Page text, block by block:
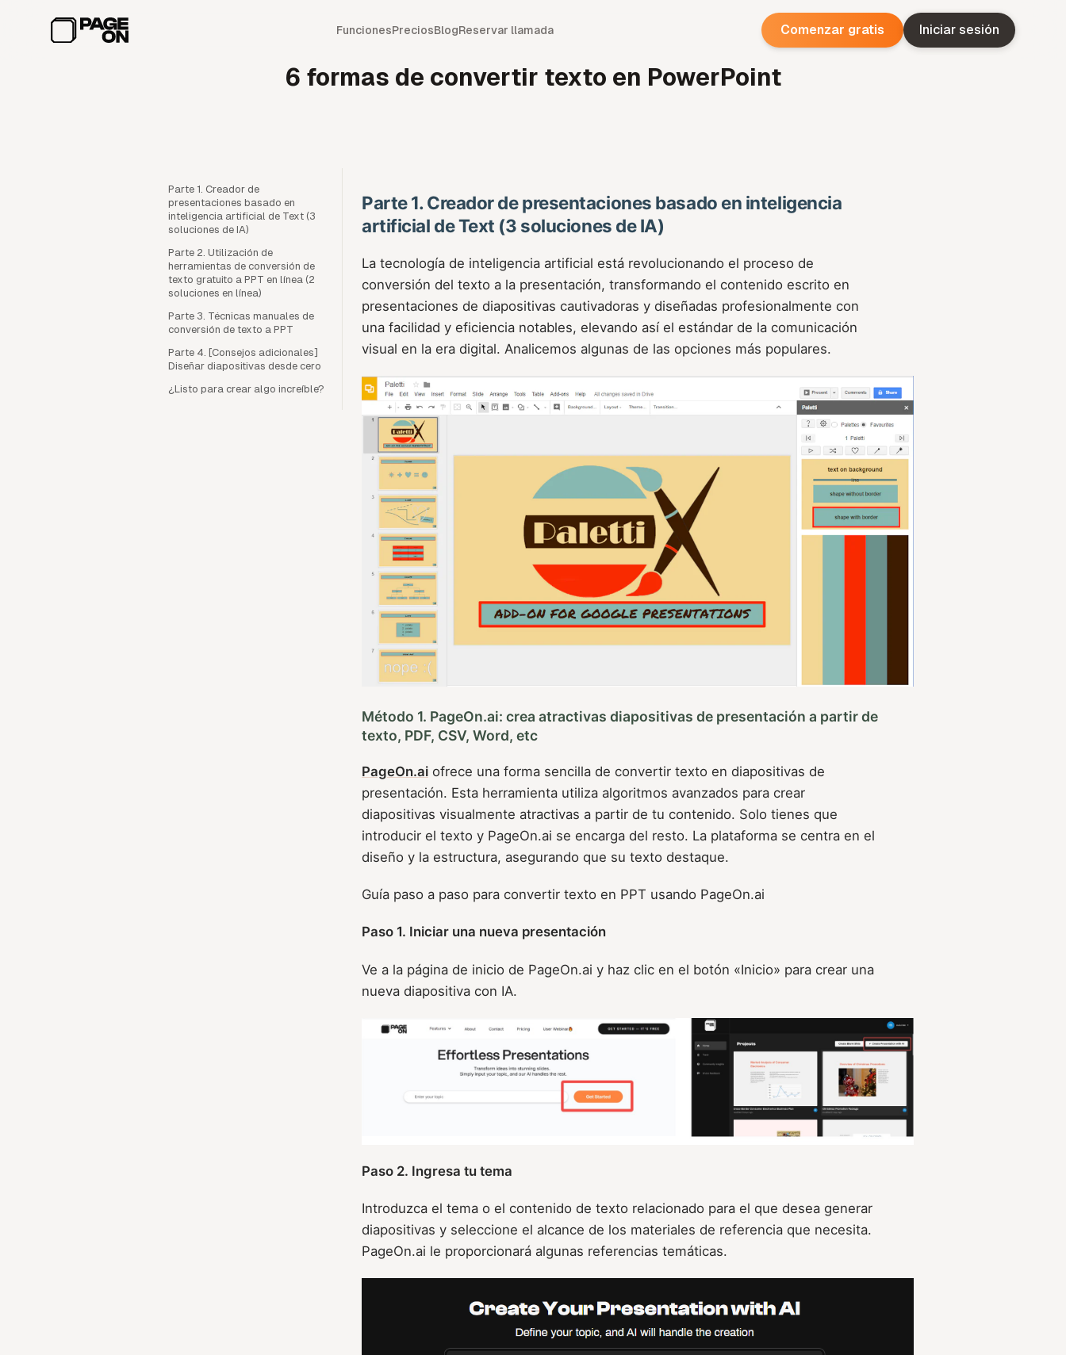
FuncionesPreciosBlogReservar llamada Comenzar gratis Iniciar sesión
6 formas de convertir texto en PowerPoint
Parte 1. Creador de
presentaciones basado en
inteligencia artificial de Text (3
soluciones de IA)
Parte 2. Utilización de
herramientas de conversión de
texto gratuito a PPT en línea (2
soluciones en línea)
Parte 3. Técnicas manuales de
conversión de texto a PPT
Parte 4. [Consejos adicionales]
Diseñar diapositivas desde cero
¿Listo para crear algo increíble?
Parte 1. Creador de presentaciones basado en inteligencia
artificial de Text (3 soluciones de IA)
La tecnología de inteligencia artificial está revolucionando el proceso de
conversión del texto a la presentación, transformando el contenido escrito en
presentaciones de diapositivas cautivadoras y diseñadas profesionalmente con
una facilidad y eficiencia notables, elevando así el estándar de la comunicación
visual en la era digital. Analicemos algunas de las opciones más populares.
Método 1. PageOn.ai: crea atractivas diapositivas de presentación a partir de
texto, PDF, CSV, Word, etc
PageOn.ai ofrece una forma sencilla de convertir texto en diapositivas de
presentación. Esta herramienta utiliza algoritmos avanzados para crear
diapositivas visualmente atractivas a partir de tu contenido. Solo tienes que
introducir el texto y PageOn.ai se encarga del resto. La plataforma se centra en el
diseño y la estructura, asegurando que su texto destaque.
Guía paso a paso para convertir texto en PPT usando PageOn.ai
Paso 1. Iniciar una nueva presentación
Ve a la página de inicio de PageOn.ai y haz clic en el botón «Inicio» para crear una
nueva diapositiva con IA.
Paso 2. Ingresa tu tema
Introduzca el tema o el contenido de texto relacionado para el que desea generar
diapositivas y seleccione el alcance de los materiales de referencia que necesita.
PageOn.ai le proporcionará algunas referencias temáticas.